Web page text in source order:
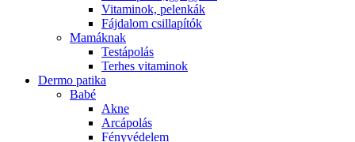
Vitaminok, pelenkák
Fájdalom csillapítók
Mamáknak
Testápolás
Terhes vitaminok
Dermo patika
Babé
Akne
Arcápolás
Fényvédelem